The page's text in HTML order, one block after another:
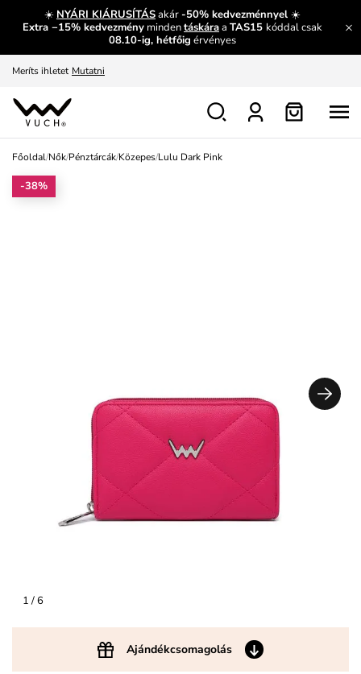
☀️ NYÁRI KIÁRUSÍTÁSakár-50% kedvezménnyel ☀️
Extra −15% kedvezmény mindentáskáraa TAS15 kóddal csak
08.10-ig, hétfőig érvényes
És mi az, amit máshol nem lehet megtudni?
Fedezze fel velünk az újdonságokat. Megtekintés
Meríts ihletet Mutatni
Ingyenes csere és visszaküldés
Főoldal/Nők/Pénztárcák/Közepes/Lulu Dark Pink
1/ 6
Ajándékcsomagolás
-38%